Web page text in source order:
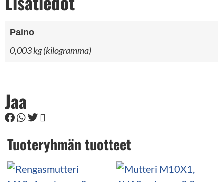
Paino
0,003 kg (kilogramma)
Jaa
Tuoteryhmän tuotteet